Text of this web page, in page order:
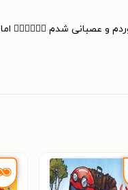
شدم 🤦🏻‍♀️🤦🏻‍♀️ اما